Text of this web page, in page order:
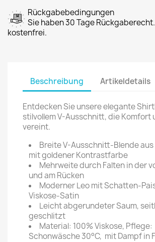
Rückgabebedingungen
Sie haben 30 Tage
kostenfrei.
Beschreibung Artikeldetails
Entdecken Sie unsere elegante
stilvollem V-Ausschnitt, die Komfort
vereint.
Breite V-Ausschnitt-Blende
mit goldener Kontrastfarbe
Mehrweite durch Falten in der
und am Rücken
Moderner Leo mit Schatten-
Viskose-Satin
Leicht abgerundeter Saum,
geschlitzt
Material: 100% Viskose, Pflege:
Schonwäsche 30°C, mit Dampf in